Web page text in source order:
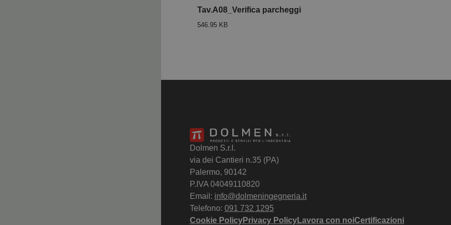
Tav.A08_Verifica parcheggi
546.95 KB
Dolmen S.r.l.
via dei Cantieri n.35 (PA)
Palermo, 90142
P.IVA 04049110820
Email: info@dolmeningegneria.it
Telefono: 091 732 1295
Cookie PolicyPrivacy PolicyLavora con noiCertificazioni